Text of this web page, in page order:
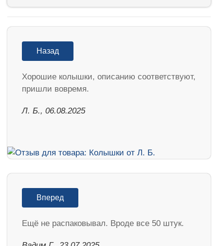
Назад
Хорошие колышки, описанию соответствуют,
пришли вовремя.
Л. Б., 06.08.2025
Вперед
Ещё не распаковывал. Вроде все 50 штук.